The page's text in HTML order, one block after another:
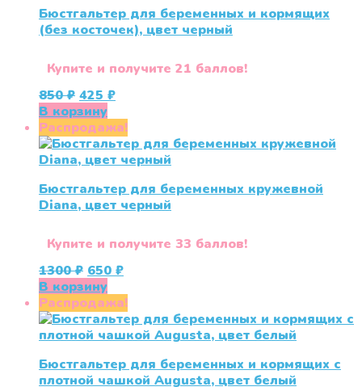
Бюстгальтер для беременных и кормящих
(без косточек), цвет черный
Купите и получите 21 баллов!
850₽ Первоначальная
цена
составляла
850 ₽.
425₽Текущая
425 ₽.
В корзину
Распродажа!
Бюстгальтер для беременных кружевной
Diana, цвет черный
Купите и получите 33 баллов!
1300₽ Первоначальная
цена
составляла
1300 ₽.
650₽Текущая
650 ₽.
В корзину
Распродажа!
Бюстгальтер для беременных и кормящих с
плотной чашкой Augusta, цвет белый